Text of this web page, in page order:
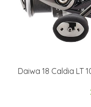
Daiwa 18 Caldia LT